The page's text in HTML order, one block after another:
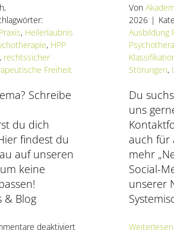
, Heilerlaubnis
, HPP
rechtssicher
Freiheit
Schreibe
du dich
findest du
auf unseren
keine
& Blog
deaktiviertfür
Von
2026 |
Ausbildung
Störungen,
Du
uns
auch für
mehr
Social-
unserer
Weiterlesen